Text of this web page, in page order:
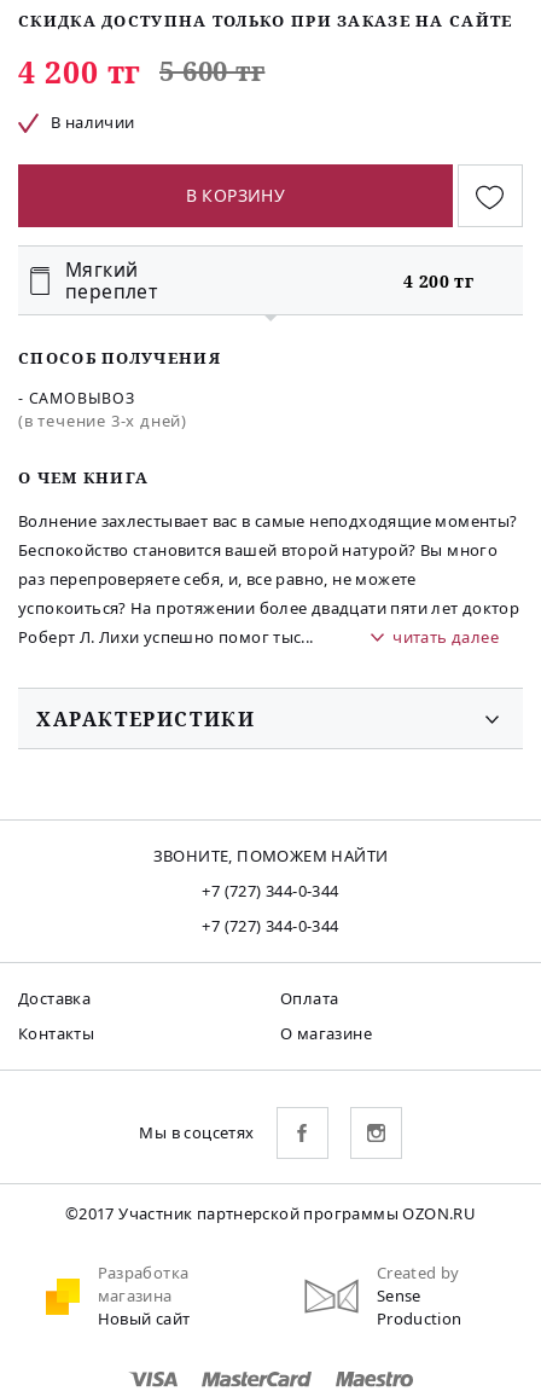
O ЧЕМ КНИГА
Волнение захлестывает вас в самые неподходящие моменты?
Беспокойство становится вашей второй натурой? Вы много
раз перепроверяете себя, и, все равно, не можете
успокоиться? На протяжении более двадцати пяти лет доктор
Роберт Л. Лихи успешно помог тыс... читать далее
СКИДКА ДОСТУПНА ТОЛЬКО ПРИ ЗАКАЗЕ НА САЙТЕ
4 200 тг 5 600 тг
В наличии
В КОРЗИНУ
Мягкий
переплет
4 200 тг
СПОСОБ ПОЛУЧЕНИЯ
- САМОВЫВОЗ
(в течение 3-х дней)
ХАРАКТЕРИСТИКИ
ЗВОНИТЕ, ПОМОЖЕМ НАЙТИ
+7 (727) 344-0-344
+7 (727) 344-0-344
Доставка
Оплата
Контакты
О магазине
Мы в соцсетях
©2017 Участник партнерской программы OZON.RU
Разработка
магазина
Новый сайт
Created by
Sense
Production